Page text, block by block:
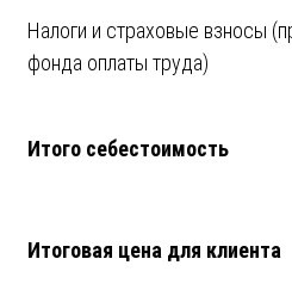
Налоги и страховые взносы
фонда оплаты труда)
Итого себестоимость
Итоговая цена для клиента